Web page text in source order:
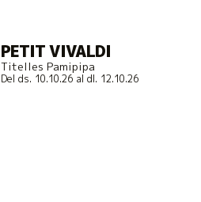
PETIT VIVALDI
Titelles Pamipipa
Del ds. 10.10.26al dl. 12.10.26